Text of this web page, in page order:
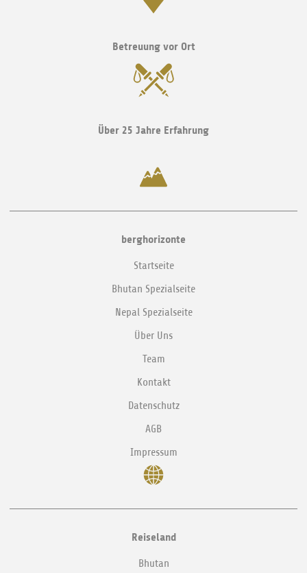
Betreuung vor Ort
Über 25 Jahre Erfahrung
berghorizonte
Startseite
Bhutan Spezialseite
Nepal Spezialseite
Über Uns
Team
Kontakt
Datenschutz
AGB
Impressum
Reiseland
Bhutan